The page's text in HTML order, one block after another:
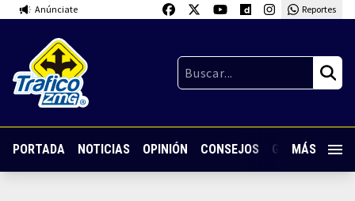
Anúnciate Reportes
PORTADA NOTICIAS OPINIÓN CONSEJOS GUARDIA
MÁS